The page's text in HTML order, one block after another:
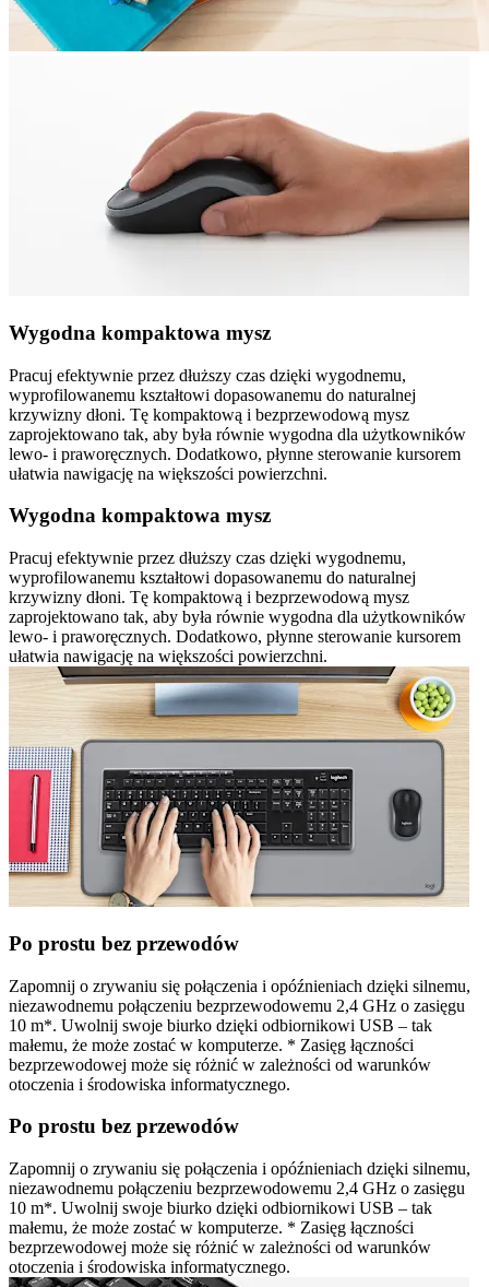
Wygodna kompaktowa mysz
Pracuj efektywnie przez dłuższy czas dzięki wygodnemu,
wyprofilowanemu kształtowi dopasowanemu do naturalnej
krzywizny dłoni. Tę kompaktową i bezprzewodową mysz
zaprojektowano tak, aby była równie wygodna dla użytkowników
lewo- i praworęcznych. Dodatkowo, płynne sterowanie kursorem
ułatwia nawigację na większości powierzchni.
Wygodna kompaktowa mysz
Pracuj efektywnie przez dłuższy czas dzięki wygodnemu,
wyprofilowanemu kształtowi dopasowanemu do naturalnej
krzywizny dłoni. Tę kompaktową i bezprzewodową mysz
zaprojektowano tak, aby była równie wygodna dla użytkowników
lewo- i praworęcznych. Dodatkowo, płynne sterowanie kursorem
ułatwia nawigację na większości powierzchni.
Po prostu bez przewodów
Zapomnij o zrywaniu się połączenia i opóźnieniach dzięki silnemu,
niezawodnemu połączeniu bezprzewodowemu 2,4 GHz o zasięgu
10 m*. Uwolnij swoje biurko dzięki odbiornikowi USB – tak
małemu, że może zostać w komputerze. * Zasięg łączności
bezprzewodowej może się różnić w zależności od warunków
otoczenia i środowiska informatycznego.
Po prostu bez przewodów
Zapomnij o zrywaniu się połączenia i opóźnieniach dzięki silnemu,
niezawodnemu połączeniu bezprzewodowemu 2,4 GHz o zasięgu
10 m*. Uwolnij swoje biurko dzięki odbiornikowi USB – tak
małemu, że może zostać w komputerze. * Zasięg łączności
bezprzewodowej może się różnić w zależności od warunków
otoczenia i środowiska informatycznego.